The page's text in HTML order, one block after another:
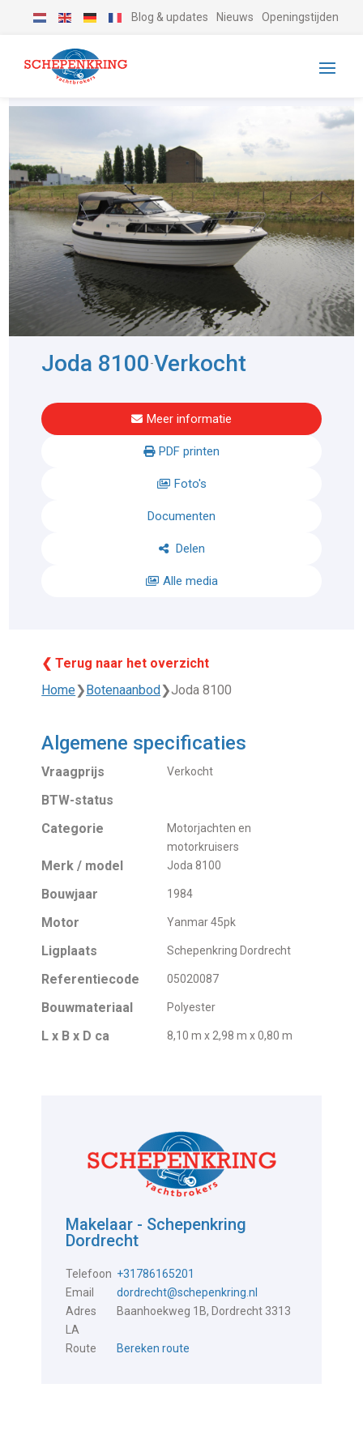
Blog & updates Nieuws Openingstijden
Joda 8100-Verkocht
Meer informatie
PDF printen
Foto's
Documenten
Delen
Alle media
❮ Terug naar het overzicht
Home❯Botenaanbod❯Joda 8100
Algemene specificaties
Vraagprijs Verkocht
BTW-status
Categorie
Motorjachten en
motorkruisers
Merk / model Joda 8100
Bouwjaar 1984
Motor Yanmar 45pk
Ligplaats Schepenkring Dordrecht
Referentiecode 05020087
Bouwmateriaal Polyester
L x B x D ca 8,10 m x 2,98 m x 0,80 m
Makelaar - Schepenkring
Dordrecht
Telefoon +31786165201
Email
dordrecht@schepenkring.nl
Adres
Baanhoekweg 1B, Dordrecht 3313
LA
Route
Bereken route